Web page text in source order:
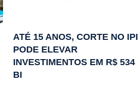
ATÉ 15 ANOS, CORTE NO IPI
PODE ELEVAR
INVESTIMENTOS EM R$ 534
BI